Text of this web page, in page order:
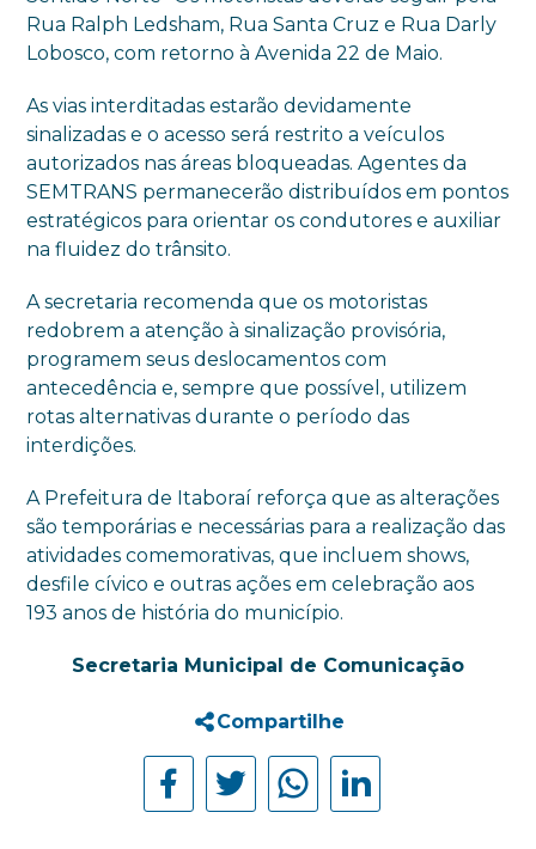
Rua Ralph Ledsham, Rua Santa Cruz e Rua Darly
Lobosco, com retorno à Avenida 22 de Maio.
As vias interditadas estarão devidamente
sinalizadas e o acesso será restrito a veículos
autorizados nas áreas bloqueadas. Agentes da
SEMTRANS permanecerão distribuídos em pontos
estratégicos para orientar os condutores e auxiliar
na fluidez do trânsito.
A secretaria recomenda que os motoristas
redobrem a atenção à sinalização provisória,
programem seus deslocamentos com
antecedência e, sempre que possível, utilizem
rotas alternativas durante o período das
interdições.
A Prefeitura de Itaboraí reforça que as alterações
são temporárias e necessárias para a realização das
atividades comemorativas, que incluem shows,
desfile cívico e outras ações em celebração aos
193 anos de história do município.
Secretaria Municipal de Comunicação
Compartilhe